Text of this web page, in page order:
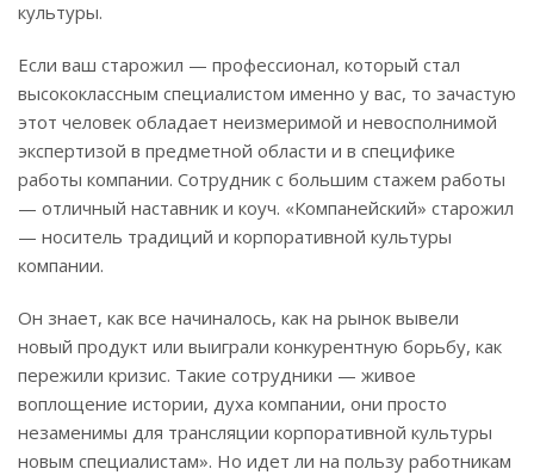
культуры.
Если ваш старожил — профессионал, который стал
высококлассным специалистом именно у вас, то зачастую
этот человек обладает неизмеримой и невосполнимой
экспертизой в предметной области и в специфике
работы компании. Сотрудник с большим стажем работы
— отличный наставник и коуч. «Компанейский» старожил
— носитель традиций и корпоративной культуры
компании.
Он знает, как все начиналось, как на рынок вывели
новый продукт или выиграли конкурентную борьбу, как
пережили кризис. Такие сотрудники — живое
воплощение истории, духа компании, они просто
незаменимы для трансляции корпоративной культуры
новым специалистам». Но идет ли на пользу работникам